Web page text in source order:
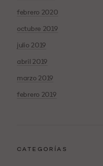
febrero 2020
octubre 2019
julio 2019
abril 2019
marzo 2019
febrero 2019
CATEGORÍAS